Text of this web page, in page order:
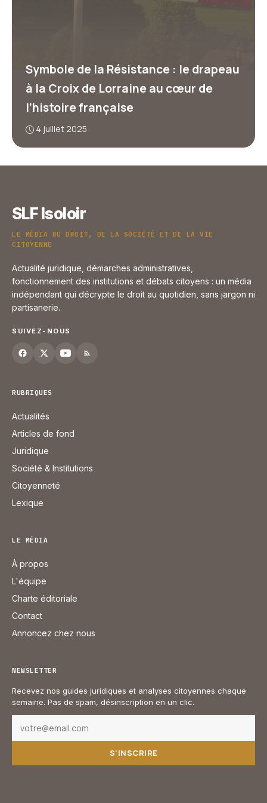
Symbole de la Résistance : le drapeau
à la Croix de Lorraine au cœur de
l’histoire française
4 juillet 2025
SLF Isoloir
LE MÉDIA DU DROIT, DE LA SOCIÉTÉ ET DE LA VIE
CITOYENNE
Actualité juridique, démarches administratives,
fonctionnement des institutions et débats citoyens : un média
indépendant qui décrypte le droit au quotidien, sans jargon ni
partisanerie.
SUIVEZ-NOUS
RUBRIQUES
Actualités
Articles de fond
Juridique
Société & Institutions
Citoyenneté
Lexique
LE MÉDIA
À propos
L'équipe
Charte éditoriale
Contact
Annoncez chez nous
NEWSLETTER
Recevez nos guides juridiques et analyses citoyennes chaque
semaine. Pas de spam, désinscription en un clic.
S'INSCRIRE